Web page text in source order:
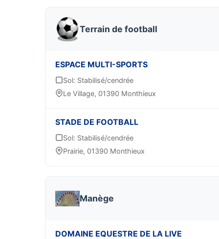
Terrain de football
ESPACE MULTI-SPORTS
Sol: Stabilisé/cendrée
Le Village, 01390 Monthieux
STADE DE FOOTBALL
Sol: Stabilisé/cendrée
Prairie, 01390 Monthieux
Manège
DOMAINE EQUESTRE DE LA LIVE